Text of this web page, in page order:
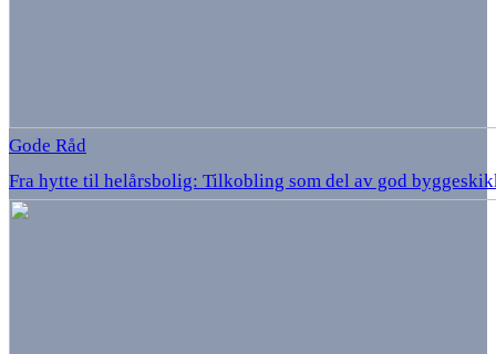
Gode Råd
Fra hytte til helårsbolig: Tilkobling som del av god